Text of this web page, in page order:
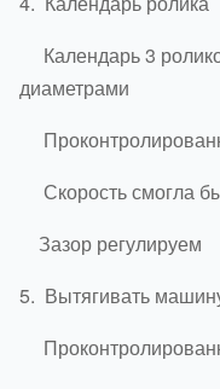
Календарь 3
диаметрами
Скорость смогла
Зазор регулируем
5. Вытягивать